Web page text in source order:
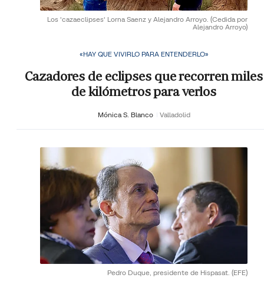
Los 'cazaeclipses' Lorna Saenz y Alejandro Arroyo. (Cedida por
Alejandro Arroyo)
«HAY QUE VIVIRLO PARA ENTENDERLO»
Cazadores de eclipses que recorren miles
de kilómetros para verlos
Mónica S. Blanco Valladolid
Pedro Duque, presidente de Hispasat. (EFE)